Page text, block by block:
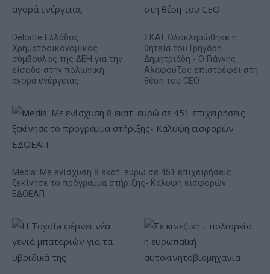
Deloitte Ελλάδος:
Χρηματοοικονομικός
σύμβουλος της ΔΕΗ για την
είσοδο στην πολωνική
αγορά ενέργειας
ΣΚΑΪ: Ολοκληρώθηκε η
θητεία του Γρηγόρη
Δημητριάδη - Ο Γιάννης
Αλαφούζος επιστρέφει στη
θέση του CEO
Media: Με ενίσχυση 8 εκατ. ευρώ σε 451 επιχειρήσεις
ξεκίνησε το πρόγραμμα στήριξης- Κάλυψη εισφορών
ΕΔΟΕΑΠ